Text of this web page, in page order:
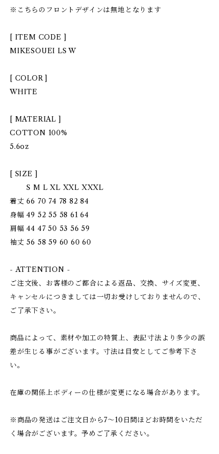
※こちらのフロントデザインは無地となります
[ ITEM CODE ]
MIKESOUEI LS W
[ COLOR ]
WHITE
[ MATERIAL ]
COTTON 100%
5.6oz
[ SIZE ]
S M L XL XXL XXXL
着丈 66 70 74 78 82 84
身幅 49 52 55 58 61 64
肩幅 44 47 50 53 56 59
袖丈 56 58 59 60 60 60
- ATTENTION -
ご注文後、お客様のご都合による返品、交換、サイズ変更、
キャンセルにつきましては一切お受けしておりませんので、
ご了承下さい。
商品によって、素材や加工の特質上、表記寸法より多少の誤
差が生じる事がございます。寸法は目安としてご参考下さ
い。
在庫の関係上ボディーの仕様が変更になる場合があります。
※商品の発送はご注文日から7〜10日間ほどお時間をいただ
く場合がございます。予めご了承ください。